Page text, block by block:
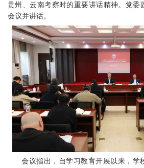
贵州、云南考察时的重要讲话精神。党委
会议并讲话。
会议指出，自学习教育开展以来，学